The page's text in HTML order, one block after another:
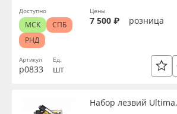
Артикул
р0833
Ед.
шт
Цены
7 500 ₽ розница
Доступно
МСК
СПБ
РНД
Набор лезвий